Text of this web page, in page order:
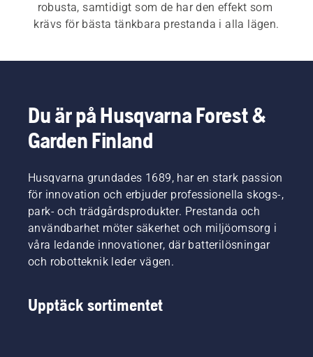
robusta, samtidigt som de har den effekt som
krävs för bästa tänkbara prestanda i alla lägen.
startar motorsågen genom att trycka på en knapp
eller dra i en lina.  Vårt breda sortiment omfattar
även våra professionella motorsågar
Du är på Husqvarna Forest &
Garden Finland
Husqvarna grundades 1689, har en stark passion
för innovation och erbjuder professionella skogs-,
park- och trädgårdsprodukter. Prestanda och
användbarhet möter säkerhet och miljöomsorg i
våra ledande innovationer, där batterilösningar
och robotteknik leder vägen.
Upptäck sortimentet